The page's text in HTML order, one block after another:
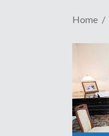
Home